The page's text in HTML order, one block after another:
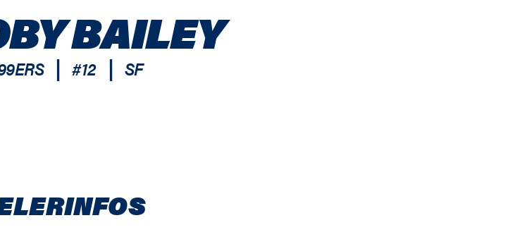
BAILEY
| #12 | SF